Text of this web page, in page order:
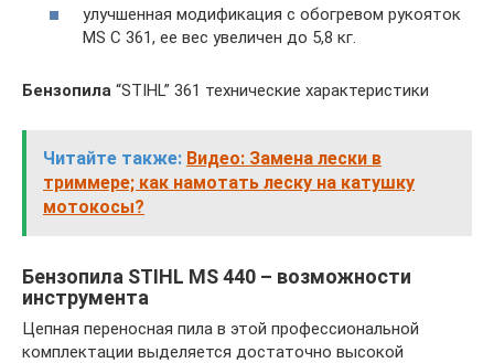
улучшенная модификация с обогревом рукояток
MS С 361, ее вес увеличен до 5,8 кг.
Бензопила “STIHL” 361 технические характеристики
Читайте также: Видео: Замена лески в
триммере; как намотать леску на катушку
мотокосы?
Бензопила STIHL MS 440 – возможности
инструмента
Цепная переносная пила в этой профессиональной
комплектации выделяется достаточно высокой